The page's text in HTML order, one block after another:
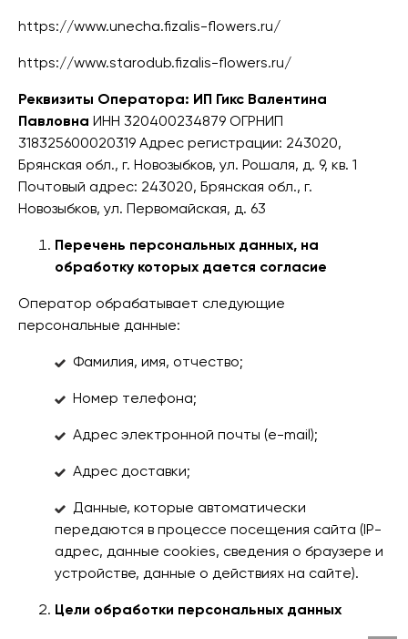
https://www.unecha.fizalis-flowers.ru/
https://www.starodub.fizalis-flowers.ru/
Реквизиты Оператора: ИП Гикс Валентина
Павловна ИНН 320400234879 ОГРНИП
318325600020319 Адрес регистрации: 243020,
Брянская обл., г. Новозыбков, ул. Рошаля, д. 9, кв. 1
Почтовый адрес: 243020, Брянская обл., г.
Новозыбков, ул. Первомайская, д. 63
Перечень персональных данных, на
обработку которых дается согласие
Оператор обрабатывает следующие
персональные данные:
Фамилия, имя, отчество;
Номер телефона;
Адрес электронной почты (e-mail);
Адрес доставки;
Данные, которые автоматически
передаются в процессе посещения сайта (IP-
адрес, данные cookies, сведения о браузере и
устройстве, данные о действиях на сайте).
Цели обработки персональных данных